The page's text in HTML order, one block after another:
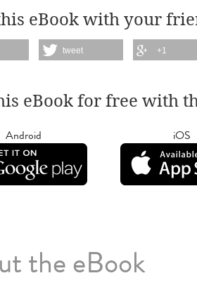
eBook with your
tweet +1
eBook for free with
Android iOS
the eBook